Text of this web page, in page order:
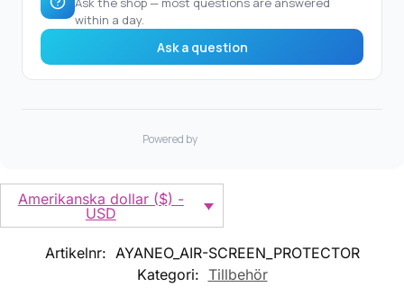
Amerikanska dollar ($) -
USD
Artikelnr: AYANEO_AIR-SCREEN_PROTECTOR
Kategori: Tillbehör